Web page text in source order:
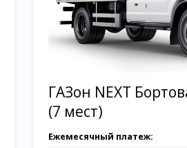
ГАЗон NEXT
(7 мест)
Ежемесячный платеж: